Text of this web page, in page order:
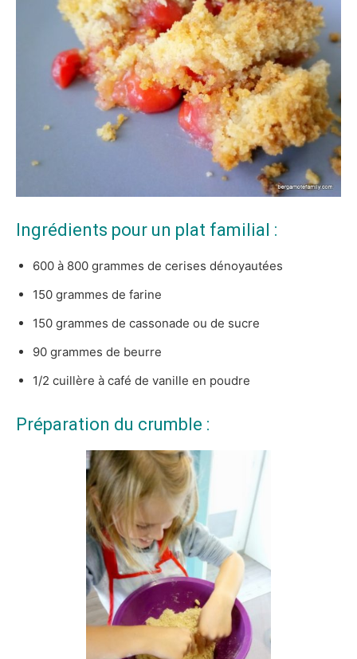
Ingrédients pour un plat familial :
600 à 800 grammes de cerises dénoyautées
150 grammes de farine
150 grammes de cassonade ou de sucre
90 grammes de beurre
1/2 cuillère à café de vanille en poudre
Préparation du crumble :